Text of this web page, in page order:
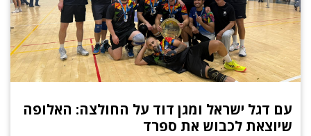
עם דגל ישראל ומגן דוד על החולצה: האלופה
שיוצאת לכבוש את ספרד